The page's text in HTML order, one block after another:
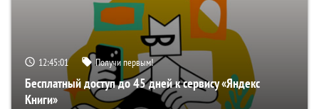
12:45:00 Получи первым!
Бесплатный доступ до 45 дней к сервису «Яндекс
Книги»